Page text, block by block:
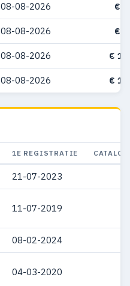
08-08-2026 €
08-08-2026 €
08-08-2026 €
08-08-2026 €
1E REGISTRATIE
21-07-2023
11-07-2019
08-02-2024
04-03-2020